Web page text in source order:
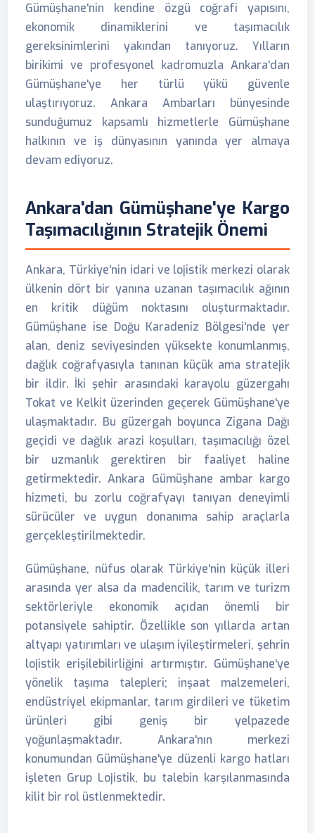
Gümüşhane'nin kendine özgü coğrafi yapısını,
ekonomik dinamiklerini ve taşımacılık
gereksinimlerini yakından tanıyoruz. Yılların
birikimi ve profesyonel kadromuzla Ankara'dan
Gümüşhane'ye her türlü yükü güvenle
ulaştırıyoruz. Ankara Ambarları bünyesinde
sunduğumuz kapsamlı hizmetlerle Gümüşhane
halkının ve iş dünyasının yanında yer almaya
devam ediyoruz.
Ankara'dan Gümüşhane'ye Kargo
Taşımacılığının Stratejik Önemi
Ankara, Türkiye'nin idari ve lojistik merkezi olarak
ülkenin dört bir yanına uzanan taşımacılık ağının
en kritik düğüm noktasını oluşturmaktadır.
Gümüşhane ise Doğu Karadeniz Bölgesi'nde yer
alan, deniz seviyesinden yüksekte konumlanmış,
dağlık coğrafyasıyla tanınan küçük ama stratejik
bir ildir. İki şehir arasındaki karayolu güzergahı
Tokat ve Kelkit üzerinden geçerek Gümüşhane'ye
ulaşmaktadır. Bu güzergah boyunca Zigana Dağı
geçidi ve dağlık arazi koşulları, taşımacılığı özel
bir uzmanlık gerektiren bir faaliyet haline
getirmektedir. Ankara Gümüşhane ambar kargo
hizmeti, bu zorlu coğrafyayı tanıyan deneyimli
sürücüler ve uygun donanıma sahip araçlarla
gerçekleştirilmektedir.
Gümüşhane, nüfus olarak Türkiye'nin küçük illeri
arasında yer alsa da madencilik, tarım ve turizm
sektörleriyle ekonomik açıdan önemli bir
potansiyele sahiptir. Özellikle son yıllarda artan
altyapı yatırımları ve ulaşım iyileştirmeleri, şehrin
lojistik erişilebilirliğini artırmıştır. Gümüşhane'ye
yönelik taşıma talepleri; inşaat malzemeleri,
endüstriyel ekipmanlar, tarım girdileri ve tüketim
ürünleri gibi geniş bir yelpazede
yoğunlaşmaktadır. Ankara'nın merkezi
konumundan Gümüşhane'ye düzenli kargo hatları
işleten Grup Lojistik, bu talebin karşılanmasında
kilit bir rol üstlenmektedir.